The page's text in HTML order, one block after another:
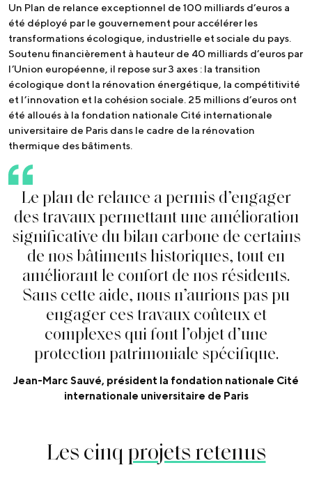
Un Plan de relance exceptionnel de 100 milliards d’euros a
été déployé par le gouvernement pour accélérer les
transformations écologique, industrielle et sociale du pays.
Soutenu financièrement à hauteur de 40 milliards d’euros par
l’Union européenne, il repose sur 3 axes : la transition
écologique dont la rénovation énergétique, la compétitivité
et l’innovation et la cohésion sociale. 25 millions d’euros ont
été alloués à la fondation nationale Cité internationale
universitaire de Paris dans le cadre de la rénovation
thermique des bâtiments.
Le plan de relance a permis d’engager
destravaux permettant une amélioration
signifcative du bilan carbone de certains
de nos bâtiments historiques,touten
améliorantle confortde nos résidents.
Sans cette aide, nous n’aurions pas pu
engager cestravaux coûteux et
complexes quifontl’objetd’une
protection patrimoniale spécifque.
Jean-Marc Sauvé, président la fondation nationale Cité
internationale universitaire de Paris
Les cinq projets retenus